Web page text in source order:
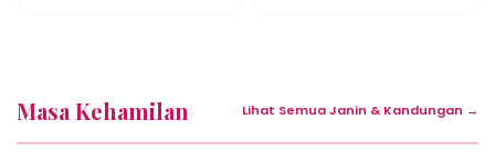
Masa Kehamilan Lihat Semua Janin & Kandungan →